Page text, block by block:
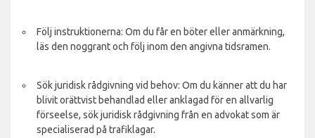
Följ instruktionerna: Om du får en böter eller anmärkning,
läs den noggrant och följ inom den angivna tidsramen.
Sök juridisk rådgivning vid behov: Om du känner att du har
blivit orättvist behandlad eller anklagad för en allvarlig
förseelse, sök juridisk rådgivning från en advokat som är
specialiserad på trafiklagar.